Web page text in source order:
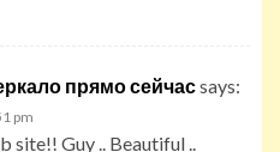
прямо сейчасsays:
pm
site!! Guy .. Beautiful ..